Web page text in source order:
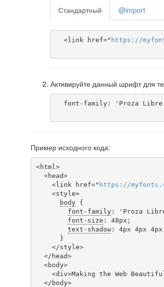
Стандартный @import
  <link href="
https ://
Активируйте данный шрифт для
Пример исходного кода:
<html>
    <link href="
https ://myfonts .
body {
font-family: 'Proza
font-size : 48px;
text-shadow: 4px 4px 4px